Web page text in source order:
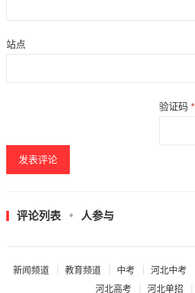
站点
验证码*
评论列表 人参与
新闻频道 教育频道 中考 河北中考
河北高考
河北单招